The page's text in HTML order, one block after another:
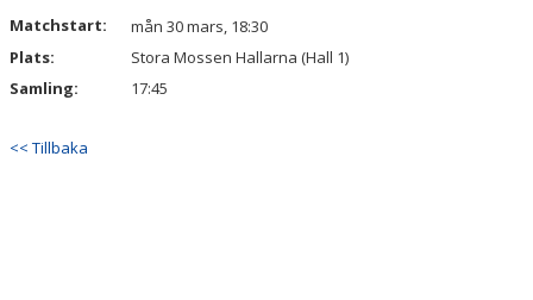
Matchstart:
mån 30 mars, 18:30
Plats:
Stora Mossen Hallarna (Hall 1)
Samling:
17:45
<< Tillbaka